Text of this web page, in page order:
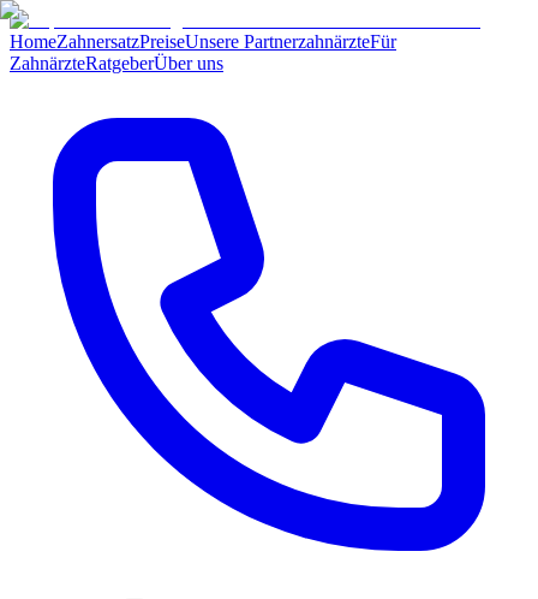
HomeZahnersatzPreiseUnsere PartnerzahnärzteFür
ZahnärzteRatgeberÜber uns